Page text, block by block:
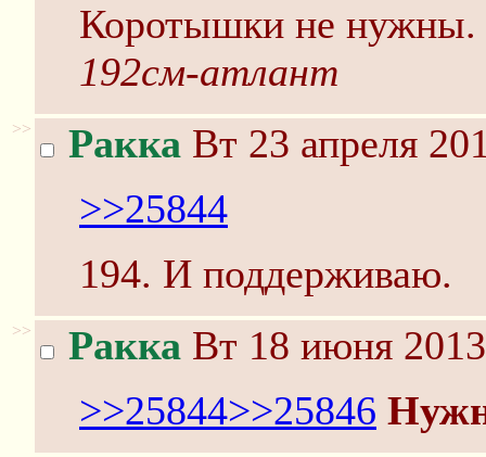
Коротышки не нужны.
192см-атлант
>> Ракка Вт 23 апреля
>>25844
194. И поддерживаю.
>> Ракка Вт 18 июня
>>25844>>25846